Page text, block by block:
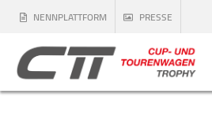
NENNPLATTFORM PRESSE